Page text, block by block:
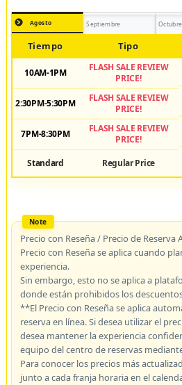
Agosto Septiembre Octubre
Tiempo Tipo
10AM-1PM
FLASH SALE REVIEW
PRICE!
2:30PM-5:30PM
FLASH SALE REVIEW
PRICE!
7PM-8:30PM
FLASH SALE REVIEW
PRICE!
Standard Regular Price
Precio con Reseña / Precio de Reserva
Precio con Reseña se aplica cuando
experiencia.
Sin embargo, esto no se aplica a
donde están prohibidos los
**El Precio con Reseña se aplica
reserva en línea. Si desea utilizar el
desea mantener la experiencia
equipo del centro de reservas
Para conocer los precios más
junto a cada franja horaria en el